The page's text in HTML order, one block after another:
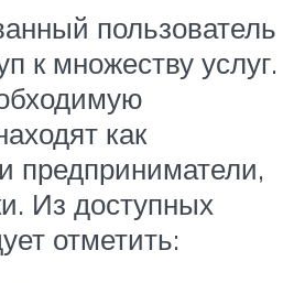
пользователь
к множеству услуг.
как
предприниматели,
Из доступных
отметить: